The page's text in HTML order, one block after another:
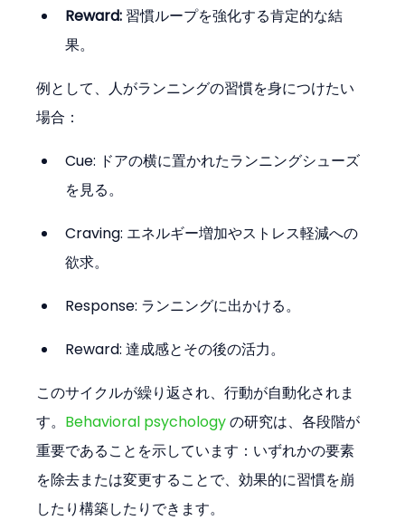
Reward: 習慣ループを強化する肯定的な結
果。
例として、人がランニングの習慣を身につけたい
場合：
Cue: ドアの横に置かれたランニングシューズ
を見る。
Craving: エネルギー増加やストレス軽減への
欲求。
Response: ランニングに出かける。
Reward: 達成感とその後の活力。
このサイクルが繰り返され、行動が自動化されま
す。 Behavioral psychology の研究は、各段階が
重要であることを示しています：いずれかの要素
を除去または変更することで、効果的に習慣を崩
したり構築したりできます。